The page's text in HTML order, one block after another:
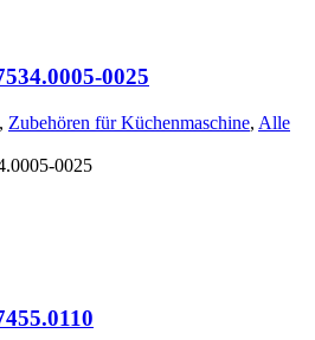
0025
, Zubehören für Küchenmaschine, Alle
0025